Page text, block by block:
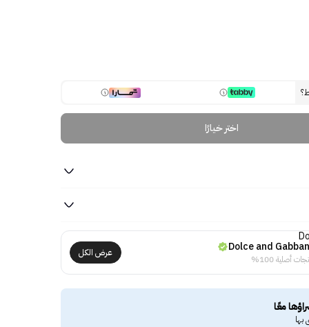
اختر خيارًا
Dolce and
أصلية 100%
عرض الكل
معًا
بها